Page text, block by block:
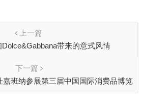
上一篇
带来的意式风情
下一篇
班纳参展第三届中国国际消费品博览